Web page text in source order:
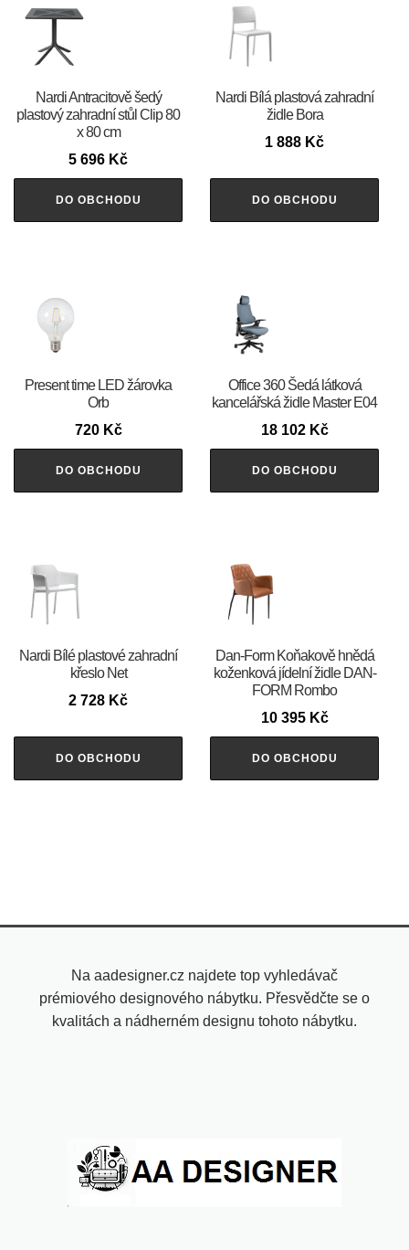
Nardi Antracitově šedý
plastový zahradní stůl Clip 80
x 80 cm
5 696 Kč
DO OBCHODU
Nardi Bílá plastová zahradní
židle Bora
1 888 Kč
DO OBCHODU
Present time LED žárovka
Orb
720 Kč
DO OBCHODU
Office 360 Šedá látková
kancelářská židle Master E04
18 102 Kč
DO OBCHODU
Nardi Bílé plastové zahradní
křeslo Net
2 728 Kč
DO OBCHODU
​​​​​Dan-Form Koňakově hnědá
koženková jídelní židle DAN-
FORM Rombo
10 395 Kč
DO OBCHODU
Na aadesigner.cz najdete top vyhledávač
prémiového designového nábytku. Přesvědčte se o
kvalitách a nádherném designu tohoto nábytku.